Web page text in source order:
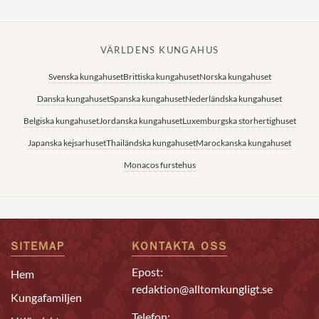
VÄRLDENS KUNGAHUS
Svenska kungahusetBrittiska kungahusetNorska kungahuset
Danska kungahusetSpanska kungahusetNederländska kungahuset
Belgiska kungahusetJordanska kungahusetLuxemburgska storhertighuset
Japanska kejsarhusetThailändska kungahusetMarockanska kungahuset
Monacos furstehus
SITEMAP
Hem
Kungafamiljen
KONTAKTA OSS
Epost:
redaktion@alltomkungligt.se